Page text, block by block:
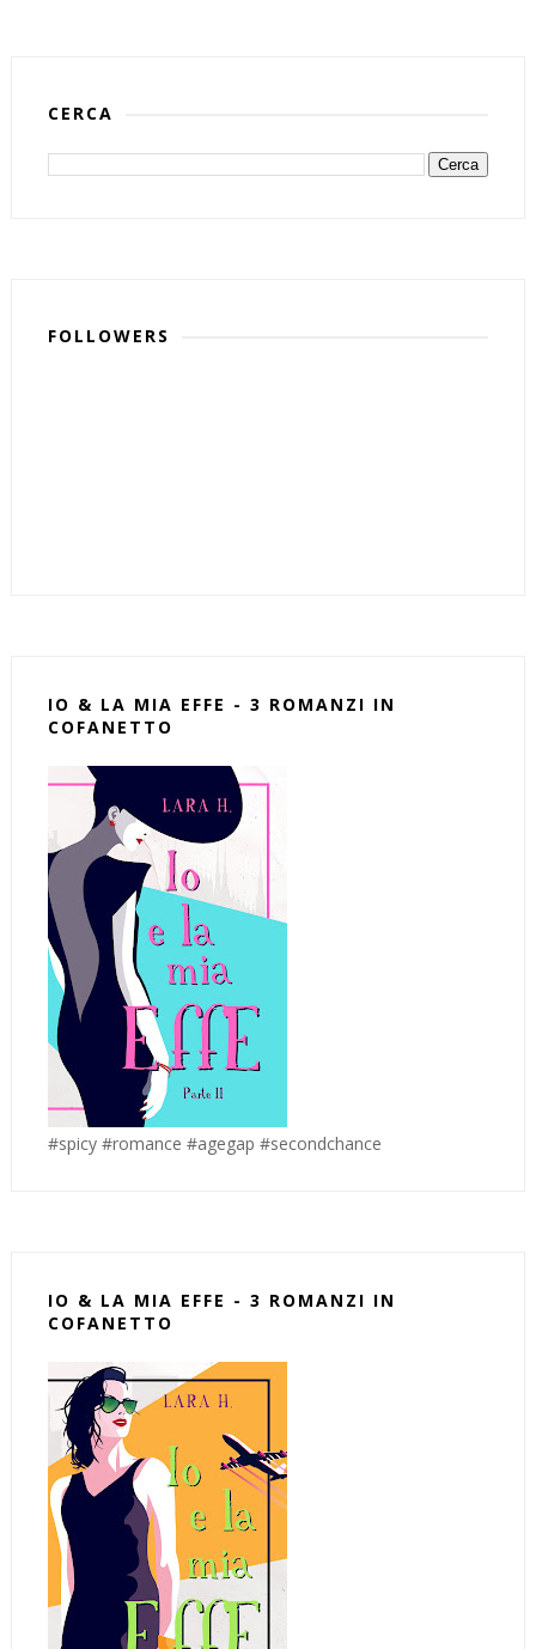
CERCA
FOLLOWERS
IO & LA MIA EFFE - 3 ROMANZI IN
COFANETTO
#spicy #romance #agegap #secondchance
IO & LA MIA EFFE - 3 ROMANZI IN
COFANETTO